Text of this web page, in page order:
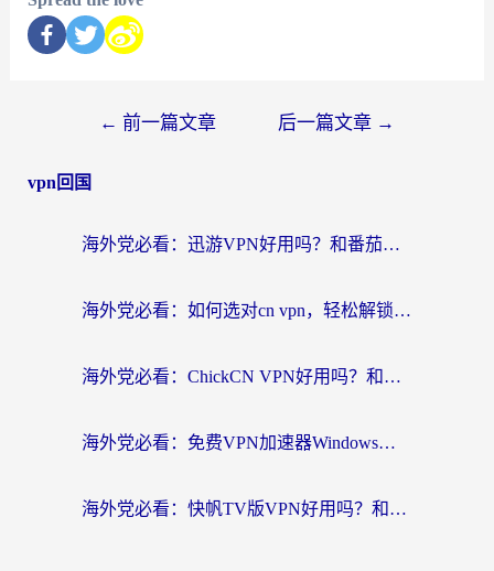
← 前一篇文章 后一篇文章 →
vpn回国
海外党必看：迅游VPN好用吗？和番茄加速器VPN对比哪个回国效果更好？
海外党必看：如何选对cn vpn，轻松解锁国内影音游戏？
海外党必看：ChickCN VPN好用吗？和星河VPN对比哪个回国效果更好？附真实体验+避坑指南
海外党必看：免费VPN加速器Windows版怎么选？附真实测评与无缝访问国内资源指南
海外党必看：快帆TV版VPN好用吗？和hi龟龟VPN对比哪个回国效果更好？附免费加速器选择指南